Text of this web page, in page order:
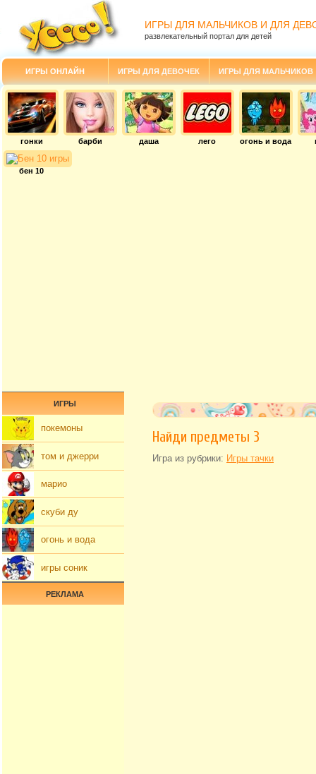
ИГРЫ ДЛЯ МАЛЬЧИКОВ И ДЛЯ
развлекательный портал для детей
ИГРЫ ОНЛАЙН ИГРЫ ДЛЯ ДЕВОЧЕК ИГРЫ ДЛЯ МАЛЬЧИКОВ
гонки барби даша лего огонь и вода
бен 10
Найди предметы 3
Игра из рубрики: Игры тачки
ИГРЫ
покемоны
том и джерри
марио
скуби ду
огонь и вода
игры соник
РЕКЛАМА